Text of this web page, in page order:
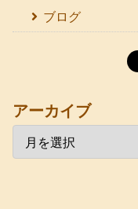
ブログ
アーカイブ